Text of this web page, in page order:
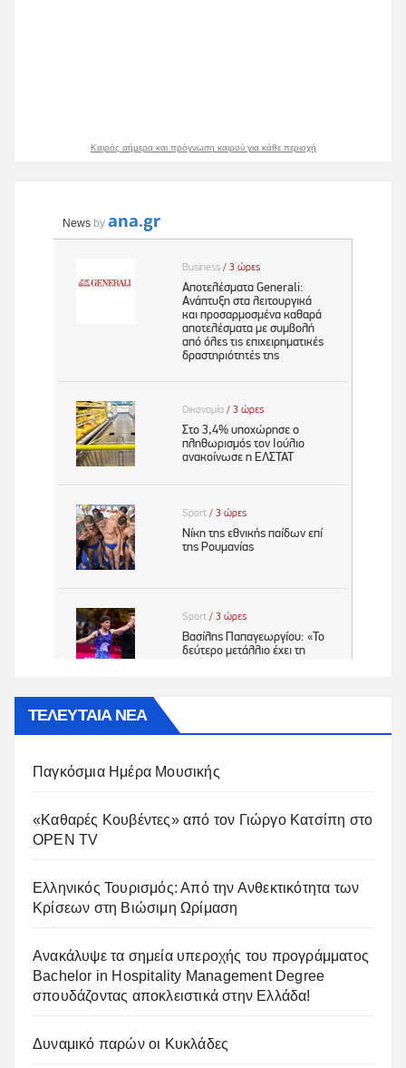
Καιρός σήμερα και πρόγνωση καιρού για κάθε περιοχή
ΤΕΛΕΥΤΑΙΑ ΝΕΑ
Παγκόσμια Ημέρα Μουσικής
«Καθαρές Κουβέντες» από τον Γιώργο Κατσίπη στο
OPEN TV
Ελληνικός Τουρισμός: Από την Ανθεκτικότητα των
Κρίσεων στη Βιώσιμη Ωρίμαση
Ανακάλυψε τα σημεία υπεροχής του προγράμματος
Bachelor in Hospitality Management Degree
σπουδάζοντας αποκλειστικά στην Ελλάδα!
Δυναμικό παρών οι Κυκλάδες